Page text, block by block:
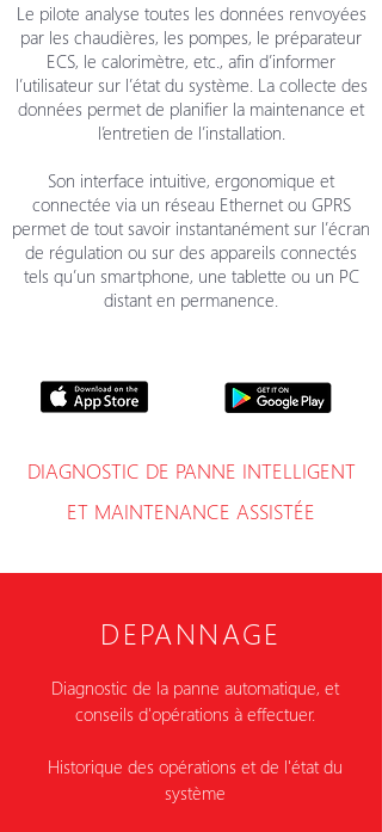
Le pilote analyse toutes les données renvoyées
par les chaudières, les pompes, le préparateur
ECS, le calorimètre, etc., afin d’informer
l’utilisateur sur l’état du système. La collecte des
données permet de planifier la maintenance et
l’entretien de l’installation.
Son interface intuitive, ergonomique et
connectée via un réseau Ethernet ou GPRS
permet de tout savoir instantanément sur l’écran
de régulation ou sur des appareils connectés
tels qu’un smartphone, une tablette ou un PC
distant en permanence.
DIAGNOSTIC DE PANNE INTELLIGENT
ET MAINTENANCE ASSISTÉE
DEPANNAGE
Diagnostic de la panne automatique, et
conseils d'opérations à effectuer.
Historique des opérations et de l'état du
système